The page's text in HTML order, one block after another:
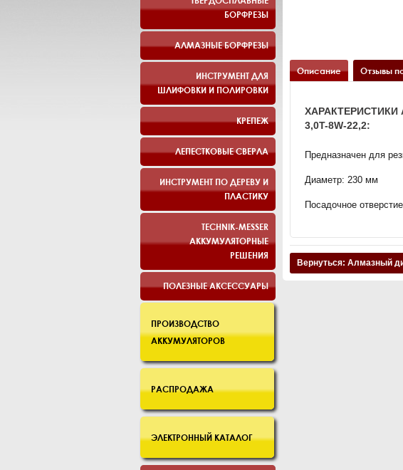
БОРФРЕЗЫ
АЛМАЗНЫЕ БОРФРЕЗЫ
ИНСТРУМЕНТ ДЛЯ
ШЛИФОВКИ И ПОЛИРОВКИ
КРЕПЕЖ
ЛЕПЕСТКОВЫЕ СВЕРЛА
ИНСТРУМЕНТ ПО ДЕРЕВУ И
ПЛАСТИКУ
TECHNIK-MESSER
АККУМУЛЯТОРНЫЕ
РЕШЕНИЯ
ПОЛЕЗНЫЕ АКСЕССУАРЫ
ПРОИЗВОДСТВО
АККУМУЛЯТОРОВ
РАСПРОДАЖА
ЭЛЕКТРОННЫЙ КАТАЛОГ
Описание Отзывы
3,0T-8W-22,2:
Предназначен для
Диаметр: 230 мм
Посадочное
Вернуться: Алмазный